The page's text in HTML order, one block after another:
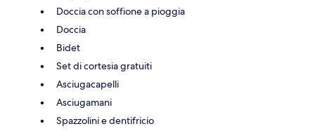
Doccia con soffione a pioggia
Doccia
Bidet
Set di cortesia gratuiti
Asciugacapelli
Asciugamani
Spazzolini e dentifricio